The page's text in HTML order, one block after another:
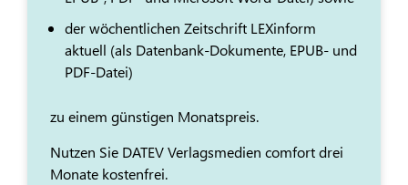
der wöchentlichen Zeitschrift LEXinform
aktuell (als Datenbank-Dokumente, EPUB- und
PDF-Datei)
zu einem günstigen Monatspreis.
Nutzen Sie DATEV Verlagsmedien comfort drei
Monate kostenfrei.